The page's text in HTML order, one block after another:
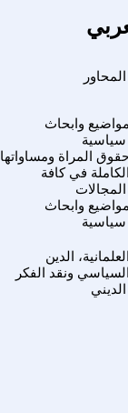
مواضيع وابحاث
سياسية
المراة ومساواتها
الكاملة في كافة
المجالات
مواضيع وابحاث
سياسية
العلمانية، الدين
السياسي ونقد الفكر
الديني